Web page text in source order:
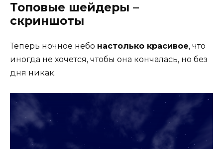
Топовые шейдеры –
скриншоты
Теперь ночное небо настолько красивое, что
иногда не хочется, чтобы она кончалась, но без
дня никак.